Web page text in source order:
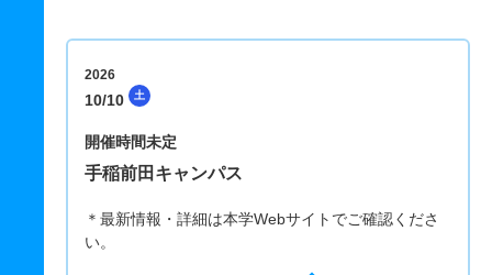
2026
10/10 土
開催時間未定
手稲前田キャンパス
＊最新情報・詳細は本学Webサイトでご確認くださ
い。